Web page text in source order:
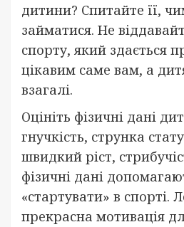
дитини? Спитайте її,
займатися. Не
спорту, який здається
цікавим саме вам, а
взагалі.
Оцініть фізичні дані
гнучкість, струнка
швидкий ріст,
фізичні дані
«стартувати» в спорті.
прекрасна мотивація